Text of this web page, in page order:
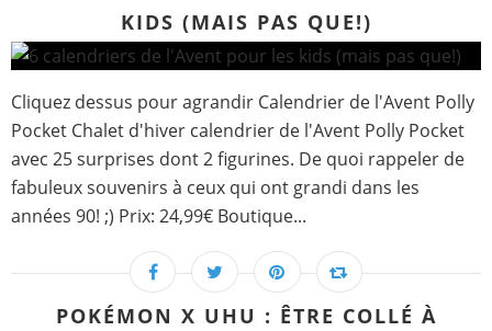
KIDS (MAIS PAS QUE!)
Cliquez dessus pour agrandir Calendrier de l'Avent Polly
Pocket Chalet d'hiver calendrier de l'Avent Polly Pocket
avec 25 surprises dont 2 figurines. De quoi rappeler de
fabuleux souvenirs à ceux qui ont grandi dans les
années 90! ;) Prix: 24,99€ Boutique...
POKÉMON X UHU : ÊTRE COLLÉ À